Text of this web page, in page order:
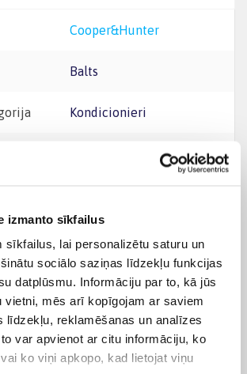
izmanto sīkfailus
sīkfailus, lai personalizētu saturu un
sociālo saziņas līdzekļu funkcijas
datplūsmu. Informāciju par to, kā jūs
vietni, mēs arī kopīgojam ar saviem
līdzekļu, reklamēšanas un analīzes
var apvienot ar citu informāciju, ko
ko viņi apkopo, kad lietojat viņu
Cooper&Hunter
Balts
Kondicionieri
Vienfāze
Aukstā plazma, Hiljainen
toiminta
A + +